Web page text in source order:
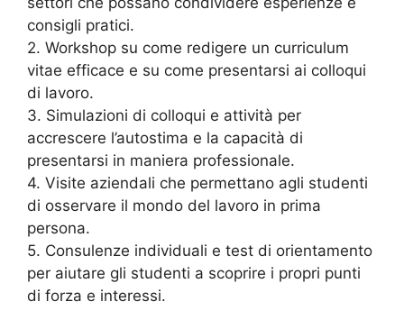
consigli pratici.
2. Workshop su come redigere un curriculum
vitae efficace e su come presentarsi ai colloqui
di lavoro.
3. Simulazioni di colloqui e attività per
accrescere l’autostima e la capacità di
presentarsi in maniera professionale.
4. Visite aziendali che permettano agli studenti
di osservare il mondo del lavoro in prima
persona.
5. Consulenze individuali e test di orientamento
per aiutare gli studenti a scoprire i propri punti
di forza e interessi.